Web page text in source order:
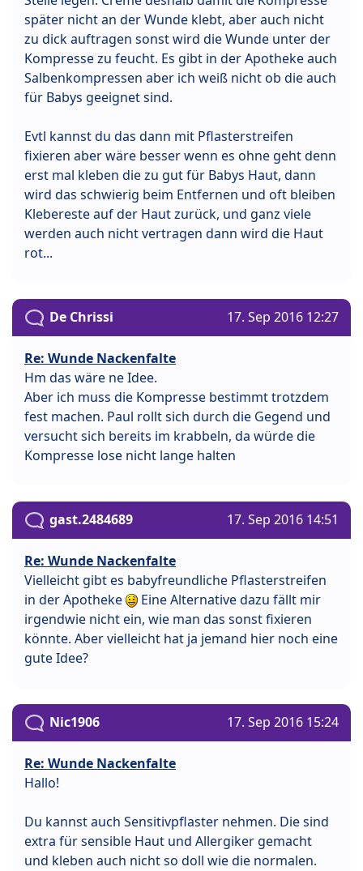
später nicht an der Wunde klebt, aber auch nicht
zu dick auftragen sonst wird die Wunde unter der
Kompresse zu feucht. Es gibt in der Apotheke auch
Salbenkompressen aber ich weiß nicht ob die auch
für Babys geeignet sind.
Evtl kannst du das dann mit Pflasterstreifen
fixieren aber wäre besser wenn es ohne geht denn
erst mal kleben die zu gut für Babys Haut, dann
wird das schwierig beim Entfernen und oft bleiben
Klebereste auf der Haut zurück, und ganz viele
werden auch nicht vertragen dann wird die Haut
rot...
De Chrissi 17. Sep 2016 12:27
Re: Wunde Nackenfalte
Hm das wäre ne Idee.
Aber ich muss die Kompresse bestimmt trotzdem
fest machen. Paul rollt sich durch die Gegend und
versucht sich bereits im krabbeln, da würde die
Kompresse lose nicht lange halten
gast.2484689 17. Sep 2016 14:51
Re: Wunde Nackenfalte
Vielleicht gibt es babyfreundliche Pflasterstreifen
in der Apotheke
Eine Alternative dazu fällt mir
irgendwie nicht ein, wie man das sonst fixieren
könnte. Aber vielleicht hat ja jemand hier noch eine
gute Idee?
Nic1906 17. Sep 2016 15:24
Re: Wunde Nackenfalte
Hallo!
Du kannst auch Sensitivpflaster nehmen. Die sind
extra für sensible Haut und Allergiker gemacht
und kleben auch nicht so doll wie die normalen.